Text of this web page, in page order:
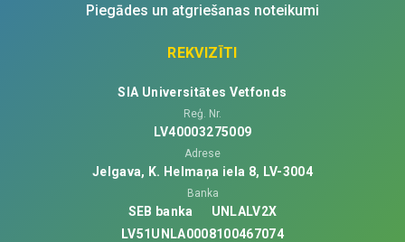
Piegādes un atgriešanas noteikumi
REKVIZĪTI
SIA Universitātes Vetfonds
Reģ. Nr.
LV40003275009
Adrese
Jelgava, K. Helmaņa iela 8, LV-3004
Banka
SEB banka
UNLALV2X
LV51UNLA0008100467074